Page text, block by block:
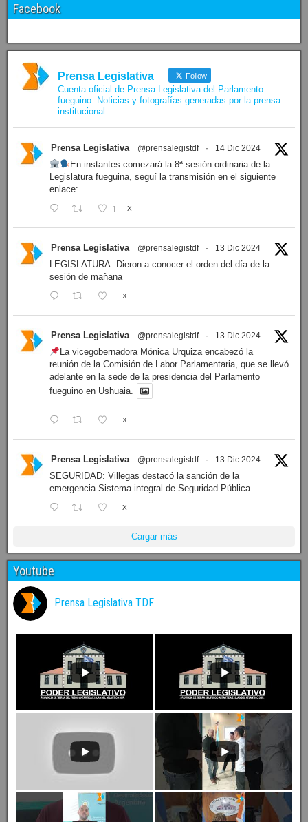
Facebook
Prensa Legislativa Follow
Cuenta oficial de Prensa Legislativa del Parlamento
fueguino. Noticias y fotografías generadas por la prensa
institucional.
Prensa Legislativa @prensalegistdf · 14 Dic 2024
En instantes comezará la 8ª sesión ordinaria de la
Legislatura fueguina, seguí la transmisión en el siguiente
enlace:
1 X
Prensa Legislativa @prensalegistdf · 13 Dic 2024
LEGISLATURA: Dieron a conocer el orden del día de la
sesión de mañana
X
Prensa Legislativa @prensalegistdf · 13 Dic 2024
La vicegobernadora Mónica Urquiza encabezó la
reunión de la Comisión de Labor Parlamentaria, que se llevó
adelante en la sede de la presidencia del Parlamento
fueguino en Ushuaia.
X
Prensa Legislativa @prensalegistdf · 13 Dic 2024
SEGURIDAD: Villegas destacó la sanción de la
emergencia Sistema integral de Seguridad Pública
X
Cargar más
Youtube
Prensa Legislativa TDF